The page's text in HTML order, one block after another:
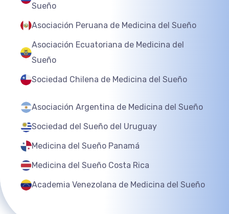
Sueño
Asociación Peruana de Medicina del Sueño
Asociación Ecuatoriana de Medicina del
Sueño
Sociedad Chilena de Medicina del Sueño
Asociación Argentina de Medicina del Sueño
Sociedad del Sueño del Uruguay
Medicina del Sueño Panamá
Medicina del Sueño Costa Rica
Academia Venezolana de Medicina del Sueño